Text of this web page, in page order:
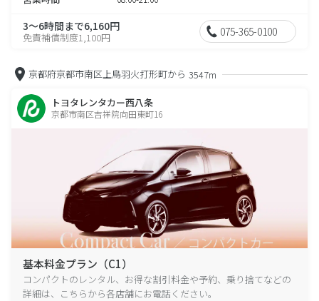
3～6時間まで6,160円
免責補償制度1,100円 075-365-0100
京都府京都市南区上鳥羽火打形町から 3547m
トヨタレンタカー西八条
京都市南区吉祥院向田東町16
基本料金プラン（C1）
コンパクトのレンタル、お得な割引料金や予約、乗り捨てなどの
詳細は、こちらから各店舗にお電話ください。